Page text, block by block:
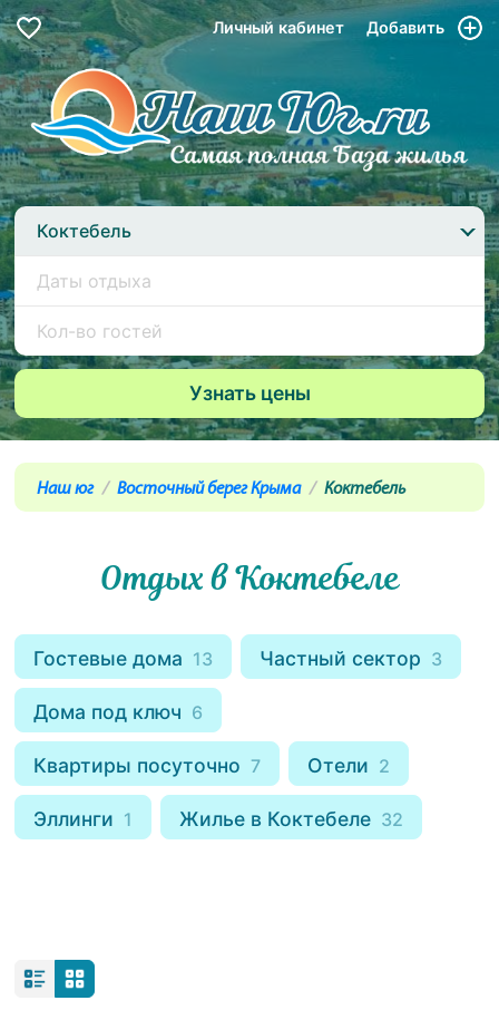
Личный кабинет Добавить
Коктебель
Наш юг Восточный берег Крыма Коктебель
Отдых в Коктебеле
Гостевые дома 13 Частный сектор 3
Дома под ключ 6
Квартиры посуточно 7 Отели 2
Эллинги 1 Жилье в Коктебеле 32